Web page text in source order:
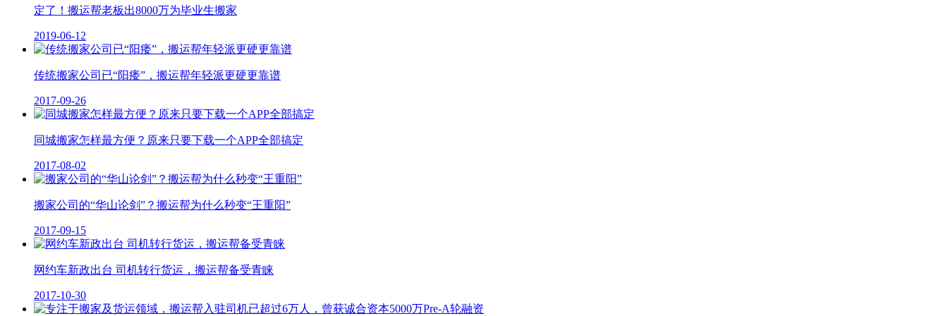
定了！搬运帮老板出8000万为毕业生搬家
2019-06-12
传统搬家公司已“阳痿”，搬运帮年轻派更硬更靠谱
2017-09-26
同城搬家怎样最方便？原来只要下载一个APP全部搞定
2017-08-02
搬家公司的“华山论剑”？搬运帮为什么秒变“王重阳”
2017-09-15
网约车新政出台 司机转行货运，搬运帮备受青睐
2017-10-30